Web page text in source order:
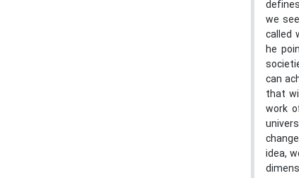
we
called
he
can
that
work
idea,